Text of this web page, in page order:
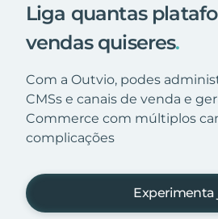
Liga quantas
vendas quiseres.
Com a Outvio, podes
CMSs e canais de venda e
Commerce com múltiplos
complicações
Experimenta